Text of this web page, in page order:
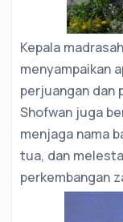
Kepala
menyampaikan
perjuangan dan
Shofwan juga
menjaga nama
tua, dan
perkembangan